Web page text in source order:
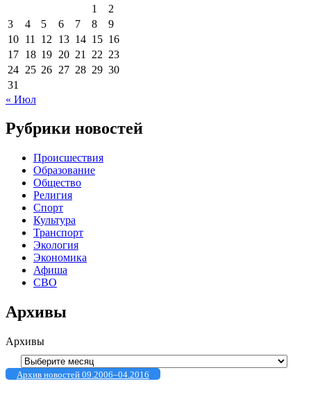
1
2
3
4 5 6 7 8
9
10 11 12 13 14 15 16
17 18 19 20 21 22 23
24 25 26 27 28 29 30
31
« Июл
Рубрики новостей
Происшествия
Образование
Общество
Религия
Спорт
Культура
Транспорт
Экология
Экономика
Афиша
СВО
Архивы
Архивы
Архив новостей 09.2006–04.2016